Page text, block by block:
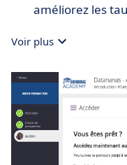
améliorez les
Voir plus